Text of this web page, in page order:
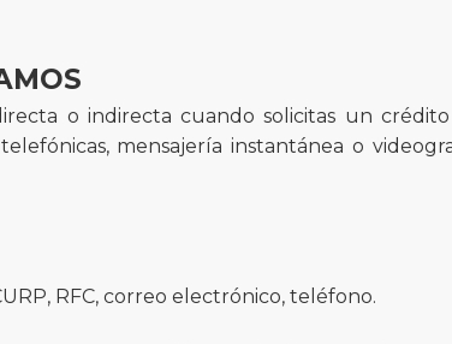
o indirecta cuando solicitas un
mensajería instantánea o
RFC, correo electrónico, teléfono.